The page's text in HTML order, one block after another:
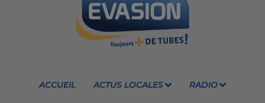
ACCUEIL ACTUS LOCALES RADIO